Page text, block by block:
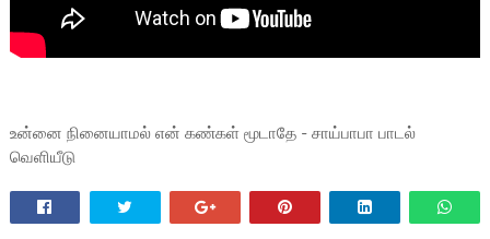
உன்னை நினையாமல் என் கண்கள் மூடாதே - சாய்பாபா பாடல்
வெளியீடு